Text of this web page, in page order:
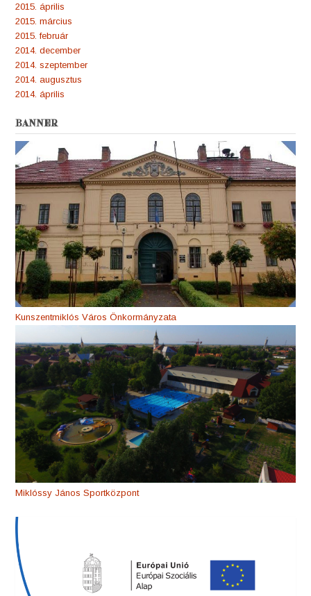
2015. április
2015. március
2015. február
2014. december
2014. szeptember
2014. augusztus
2014. április
BANNER
Kunszentmiklós Város Önkormányzata
Miklóssy János Sportközpont